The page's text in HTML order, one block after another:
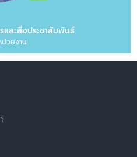
และสื่อประชาสัมพันธ์
น่วยงาน